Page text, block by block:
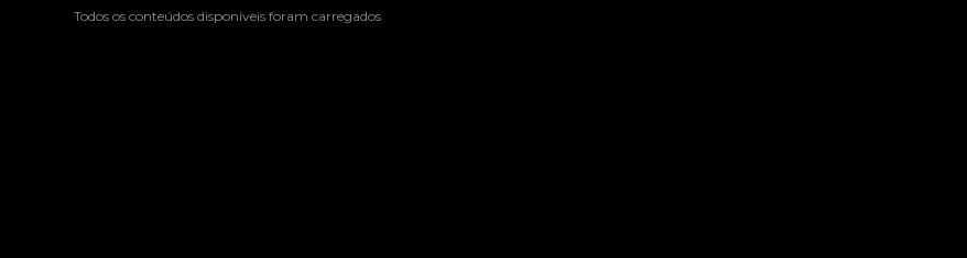
Todos os conteúdos disponíveis foram carregados